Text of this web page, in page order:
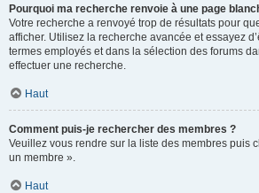
Pourquoi ma recherche renvoie à une page
Votre recherche a renvoyé trop de résultats pour
afficher. Utilisez la recherche avancée et essayez
termes employés et dans la sélection des forums
effectuer une recherche.
Haut
Comment puis-je rechercher des membres ?
Veuillez vous rendre sur la liste des membres puis
un membre ».
Haut